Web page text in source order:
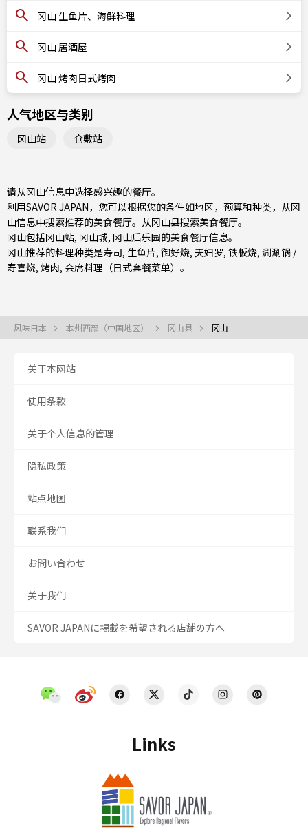
冈山 生鱼片、海鲜料理
冈山 居酒屋
冈山 烤肉日式烤肉
人气地区与类别
冈山站 仓敷站
请从冈山信息中选择感兴趣的餐厅。
利用SAVOR JAPAN，您可以根据您的条件如地区，预算和种类，从冈
山信息中搜索推荐的美食餐厅。从冈山县搜索美食餐厅。
冈山包括冈山站, 冈山城, 冈山后乐园的美食餐厅信息。
冈山推荐的料理种类是寿司, 生鱼片, 御好烧, 天妇罗, 铁板烧, 涮涮锅 /
寿喜烧, 烤肉, 会席料理（日式套餐菜单） 。
风味日本 本州西部（中国地区） 冈山县 冈山
Links
关于本网站
使用条款
关于个人信息的管理
隐私政策
站点地图
联系我们
お問い合わせ
关于我们
SAVOR JAPANに掲載を希望される店舗の方へ